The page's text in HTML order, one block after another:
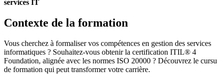
services IT
Contexte de la formation
Vous cherchez à formaliser vos compétences en gestion des services
informatiques ? Souhaitez-vous obtenir la certification ITIL® 4
Foundation, alignée avec les normes ISO 20000 ? Découvrez le
de formation qui peut transformer votre carrière.